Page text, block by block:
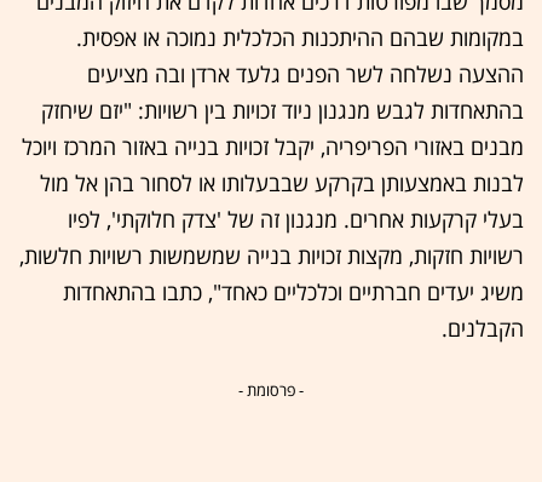
במקומות שבהם ההיתכנות הכלכלית נמוכה או אפסית.
ההצעה נשלחה לשר הפנים גלעד ארדן ובה מציעים
בהתאחדות לגבש מנגנון ניוד זכויות בין רשויות: "יזם שיחזק
מבנים באזורי הפריפריה, יקבל זכויות בנייה באזור המרכז ויוכל
לבנות באמצעותן בקרקע שבבעלותו או לסחור בהן אל מול
בעלי קרקעות אחרים. מנגנון זה של 'צדק חלוקתי', לפיו
רשויות חזקות, מקצות זכויות בנייה שמשמשות רשויות חלשות,
משיג יעדים חברתיים וכלכליים כאחד", כתבו בהתאחדות
הקבלנים.
- פרסומת -